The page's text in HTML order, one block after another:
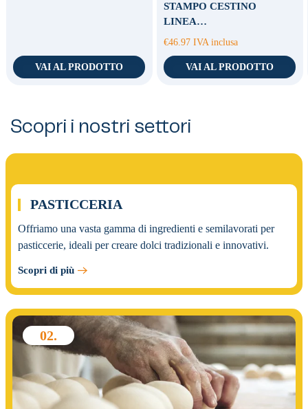
VAI AL PRODOTTO
STAMPO CESTINO
LINEA…
€46.97 IVA inclusa
VAI AL PRODOTTO
Scopri i nostri settori
01.
PASTICCERIA
Offriamo una vasta gamma di ingredienti e semilavorati per
pasticcerie, ideali per creare dolci tradizionali e innovativi.
Scopri di più
02.